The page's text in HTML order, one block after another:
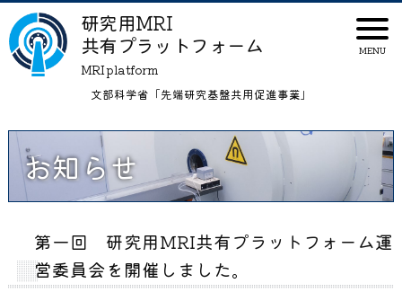
研究用MRI
共有プラットフォーム
MRI platform
文部科学省「先端研究基盤共用促進事業」
お知らせ
第一回 研究用MRI共有プラットフォーム運
営委員会を開催しました。